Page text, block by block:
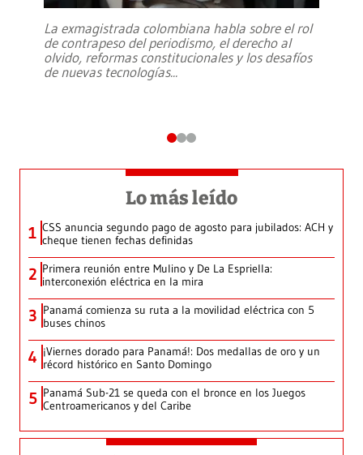
La exmagistrada colombiana habla sobre el rol
de contrapeso del periodismo, el derecho al
olvido, reformas constitucionales y los desafíos
de nuevas tecnologías...
Lo más leído
1 CSS anuncia segundo pago de agosto para jubilados: ACH y
cheque tienen fechas definidas
2 Primera reunión entre Mulino y De La Espriella:
interconexión eléctrica en la mira
3 Panamá comienza su ruta a la movilidad eléctrica con 5
buses chinos
4 ¡Viernes dorado para Panamá!: Dos medallas de oro y un
récord histórico en Santo Domingo
5 Panamá Sub-21 se queda con el bronce en los Juegos
Centroamericanos y del Caribe